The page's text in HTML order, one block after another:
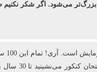
بزرگ‌تر می‌شود. اگر شکر